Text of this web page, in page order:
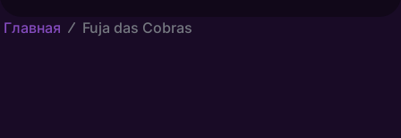
Главная Fuja das Cobras